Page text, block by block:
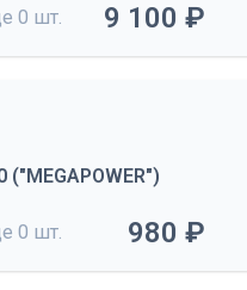
0 шт. 9 100 ₽
0 шт. 980 ₽